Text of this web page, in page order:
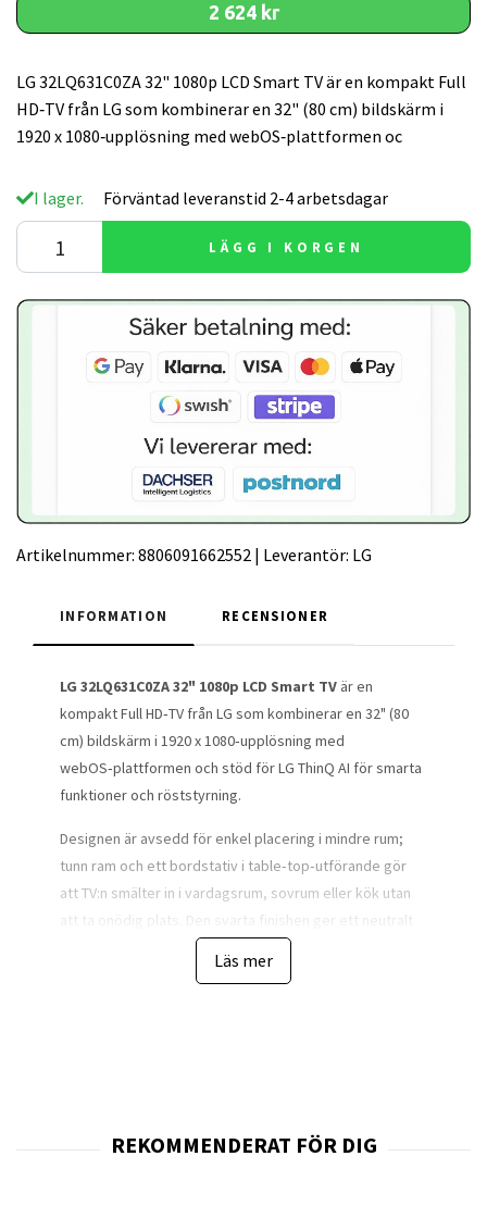
2 624 kr
LG 32LQ631C0ZA 32" 1080p LCD Smart TV är en kompakt Full
HD‑TV från LG som kombinerar en 32" (80 cm) bildskärm i
1920 x 1080‑upplösning med webOS‑plattformen oc
I lager. Förväntad leveranstid 2-4 arbetsdagar
LÄGG I KORGEN
Artikelnummer: 8806091662552 | Leverantör: LG
INFORMATION RECENSIONER
LG 32LQ631C0ZA 32" 1080p LCD Smart TVär en
kompakt Full HD‑TV från LG som kombinerar en 32" (80
cm) bildskärm i 1920 x 1080‑upplösning med
webOS‑plattformen och stöd för LG ThinQ AI för smarta
funktioner och röststyrning.
Designen är avsedd för enkel placering i mindre rum;
tunn ram och ett bordstativ i table‑top‑utförande gör
att TV:n smälter in i vardagsrum, sovrum eller kök utan
att ta onödig plats. Den svarta finishen ger ett neutralt
intryck som fungerar i flera inredningsstilar.
Byggkvaliteten är anpassad för vardagligt bruk med en
Tekniken bakom skärmen bygger på Direct
Läs mer